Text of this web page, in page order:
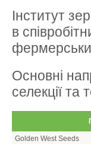
Інститут
в
Основні
селекції та
Golden West Seeds